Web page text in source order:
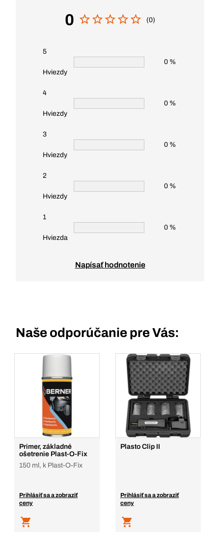
0 (0)
5
Hviezdy
0 %
4
Hviezdy
0 %
3
Hviezdy
0 %
2
Hviezdy
0 %
1
Hviezda
0 %
Napísať hodnotenie
Naše odporúčanie pre Vás:
Primer, základné
ošetrenie Plast-O-Fix
150 ml, k Plast-O-Fix
Prihlásiť sa a zobraziť
ceny
Plasto Clip II
Prihlásiť sa a zobraziť
ceny